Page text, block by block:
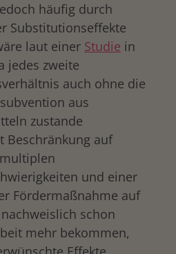
häufig durch
Substitutionseffekte
laut einer Studie in
jedes zweite
auch ohne die
aus
zustande
Beschränkung auf
und einer
Fördermaßnahme auf
schon
mehr bekommen,